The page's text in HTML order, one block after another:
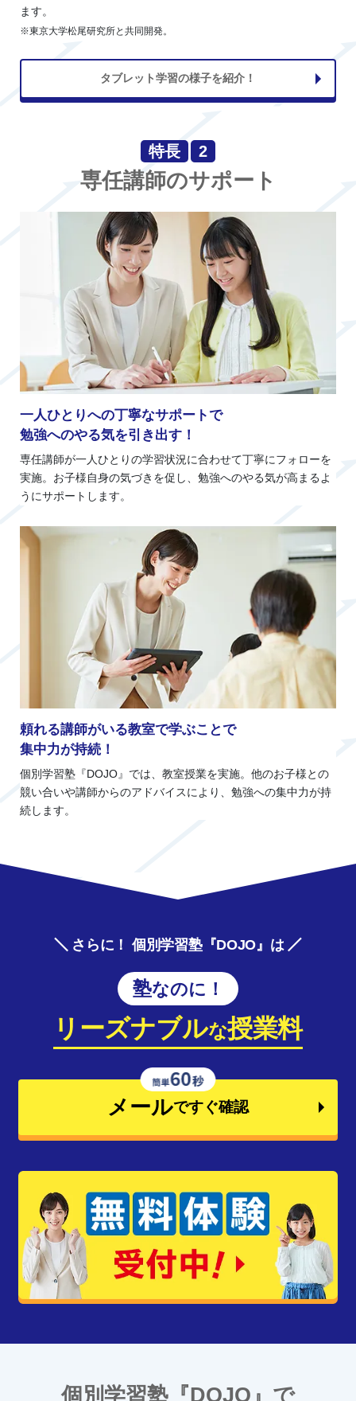
ます。
※東京大学松尾研究所と共同開発。
タブレット学習の様子を紹介！
特長 2
専任講師のサポート
一人ひとりへの丁寧なサポートで
勉強へのやる気を引き出す！
専任講師が一人ひとりの学習状況に合わせて丁寧にフォローを
実施。お子様自身の気づきを促し、勉強へのやる気が高まるよ
うにサポートします。
頼れる講師がいる教室で学ぶことで
集中力が持続！
個別学習塾『DOJO』では、教室授業を実施。他のお子様との
競い合いや講師からのアドバイスにより、勉強への集中力が持
続します。
さらに！ 個別学習塾『DOJO』は
塾なのに！
リーズナブルな授業料
メールですぐ確認
個別学習塾『DOJO』で